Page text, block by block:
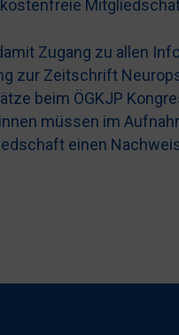
Zugang zu allen
zur Zeitschrift
beim ÖGKJP
müssen im
einen